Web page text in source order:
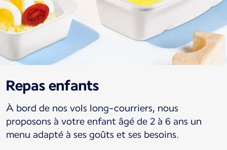
Repas enfants
À bord de nos vols long-courriers, nous
proposons à votre enfant âgé de 2 à 6 ans un
menu adapté à ses goûts et ses besoins.